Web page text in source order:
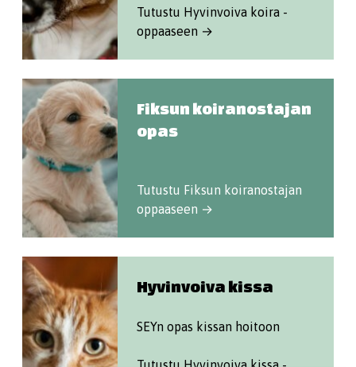
Tutustu Hyvinvoiva koira -
oppaaseen →
Fiksun koiranostajan
opas
Tutustu Fiksun koiranostajan
oppaaseen →
Hyvinvoiva kissa
SEYn opas kissan hoitoon